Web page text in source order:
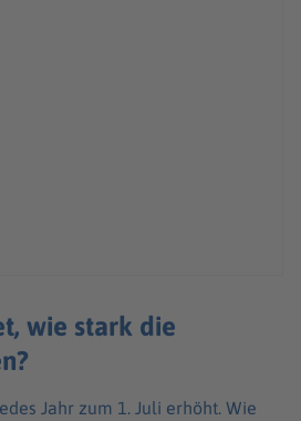
wie stark die
Jahr zum 1. Juli erhöht. Wie